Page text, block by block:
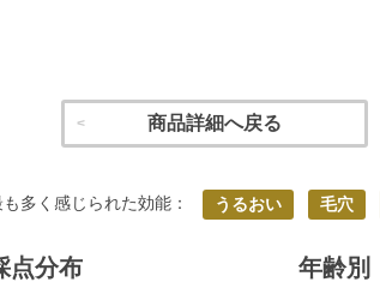
商品詳細へ戻る
も多く感じられた効能： うるおい 毛穴
点分布 年齢別